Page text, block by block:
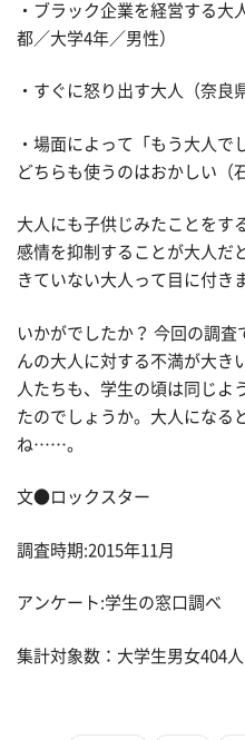
・ブラック企業を経営する大
都／大学4年／男性）
・すぐに怒り出す大人（奈良
・場面によって「もう大人で
どちらも使うのはおかしい（
大人にも子供じみたことをす
感情を抑制することが大人だ
きていない大人って目に付き
いかがでしたか？ 今回の調
んの大人に対する不満が大き
人たちも、学生の頃は同じよ
たのでしょうか。大人になる
ね……。
文●ロックスター
調査時期:2015年11月
アンケート:学生の窓口調べ
集計対象数：大学生男女404人